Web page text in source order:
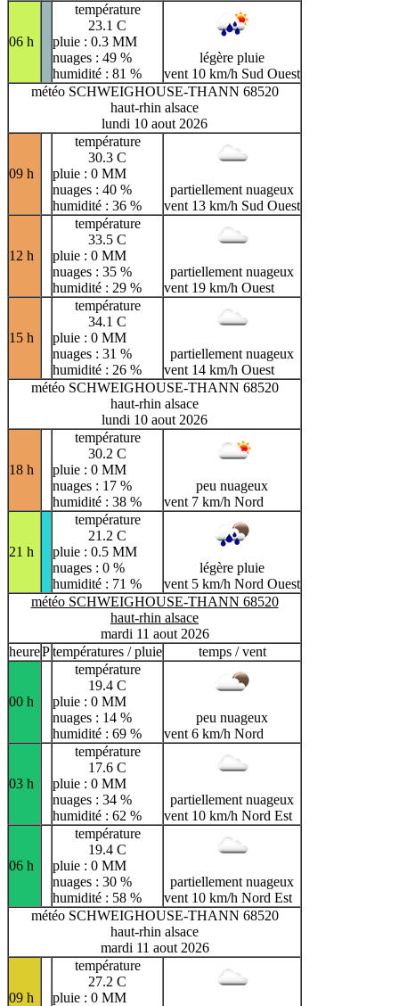
06 h
température
23.1 C
pluie : 0.3 MM
nuages : 49 %
humidité : 81 %
légère pluie
vent 10 km/h Sud Ouest
météo SCHWEIGHOUSE-THANN 68520
haut-rhin alsace
lundi 10 aout 2026
09 h
température
30.3 C
pluie : 0 MM
nuages : 40 %
humidité : 36 %
partiellement nuageux
vent 13 km/h Sud Ouest
12 h
température
33.5 C
pluie : 0 MM
nuages : 35 %
humidité : 29 %
partiellement nuageux
vent 19 km/h Ouest
15 h
température
34.1 C
pluie : 0 MM
nuages : 31 %
humidité : 26 %
partiellement nuageux
vent 14 km/h Ouest
météo SCHWEIGHOUSE-THANN 68520
haut-rhin alsace
lundi 10 aout 2026
18 h
température
30.2 C
pluie : 0 MM
nuages : 17 %
humidité : 38 %
peu nuageux
vent 7 km/h Nord
21 h
température
21.2 C
pluie : 0.5 MM
nuages : 0 %
humidité : 71 %
légère pluie
vent 5 km/h Nord Ouest
météo SCHWEIGHOUSE-THANN 68520
haut-rhin alsace
mardi 11 aout 2026
heurePtempératures / pluie temps / vent
00 h
température
19.4 C
pluie : 0 MM
nuages : 14 %
humidité : 69 %
peu nuageux
vent 6 km/h Nord
03 h
température
17.6 C
pluie : 0 MM
nuages : 34 %
humidité : 62 %
partiellement nuageux
vent 10 km/h Nord Est
06 h
température
19.4 C
pluie : 0 MM
nuages : 30 %
humidité : 58 %
partiellement nuageux
vent 10 km/h Nord Est
météo SCHWEIGHOUSE-THANN 68520
haut-rhin alsace
mardi 11 aout 2026
09 h
température
27.2 C
pluie : 0 MM